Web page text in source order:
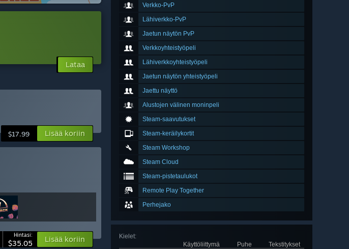
Verkko-PvP
Lähiverkko-PvP
Jaetun näytön PvP
Verkkoyhteistyöpeli
Lähiverkkoyhteistyöpeli
Jaetun näytön yhteistyöpeli
Jaettu näyttö
Alustojen välinen moninpeli
Steam-saavutukset
Steam-keräilykortit
Steam Workshop
Steam Cloud
Steam-pistetaulukot
Remote Play Together
Perhejako
Kielet:
Käyttöliittymä
Puhe
Tekstitykset
Lataa
$17.99 Lisää koriin
Hintasi:
$35.05 Lisää koriin